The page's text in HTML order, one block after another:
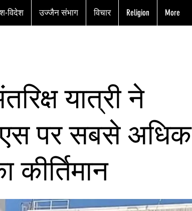
विदेश उज्जैन संभाग विचार Religion More
यात्री ने
पर सबसे अधिक